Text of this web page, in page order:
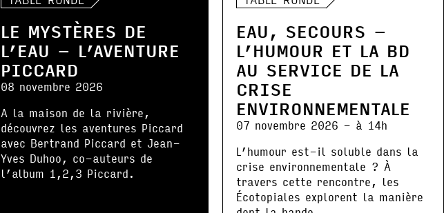
LE MYSTÈRES DE
L’EAU – L’AVENTURE
PICCARD
08 novembre 2026
A la maison de la rivière,
découvrez les aventures Piccard
avec Bertrand Piccard et Jean-
Yves Duhoo, co-auteurs de
l’album 1,2,3 Piccard.
EAU, SECOURS –
L’HUMOUR ET LA BD
AU SERVICE DE LA
CRISE
ENVIRONNEMENTALE
07 novembre 2026 - à 14h
L’humour est-il soluble dans la
crise environnementale ? À
travers cette rencontre, les
Écotopiales explorent la manière